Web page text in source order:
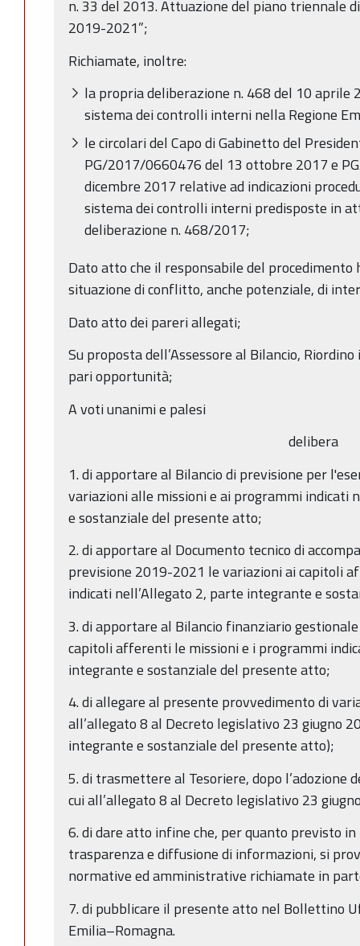
n. 33 del 2013. Attuazione del piano triennale
2019-2021”;
Richiamate, inoltre:
la propria deliberazione n. 468 del 10 aprile
sistema dei controlli interni nella Regione
le circolari del Capo di Gabinetto del
PG/2017/0660476 del 13 ottobre 2017 e
dicembre 2017 relative ad indicazioni
sistema dei controlli interni predisposte in
deliberazione n. 468/2017;
Dato atto che il responsabile del
situazione di conflitto, anche potenziale, di
Dato atto dei pareri allegati;
Su proposta dell’Assessore al Bilancio,
pari opportunità;
A voti unanimi e palesi
delibera
1. di apportare al Bilancio di previsione per
variazioni alle missioni e ai programmi indicati
e sostanziale del presente atto;
2. di apportare al Documento tecnico di
previsione 2019-2021 le variazioni ai capitoli
indicati nell’Allegato 2, parte integrante e
3. di apportare al Bilancio finanziario
capitoli afferenti le missioni e i programmi
integrante e sostanziale del presente atto;
4. di allegare al presente provvedimento di
all’allegato 8 al Decreto legislativo 23 giugno
integrante e sostanziale del presente atto);
5. di trasmettere al Tesoriere, dopo
cui all’allegato 8 al Decreto legislativo 23
6. di dare atto infine che, per quanto previsto
trasparenza e diffusione di informazioni, si
normative ed amministrative richiamate in
7. di pubblicare il presente atto nel Bollettino
Emilia–Romagna.